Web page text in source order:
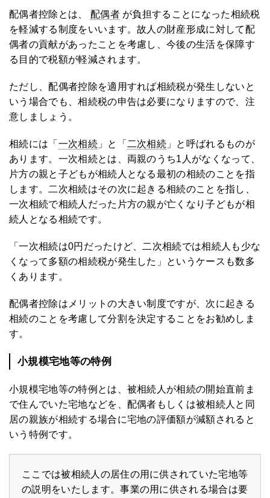
配偶者控除とは、 配偶者が負担することになった相続税
を軽減する制度をいいます。故人の財産形成に対して配
偶者の貢献があったことを考慮し、今後の生活を保障す
る目的で税額が軽減されます。
ただし、配偶者控除を適用すれば相続税が発生しないと
いう場合でも、相続税の申告は必要になりますので、注
意しましょう。
相続には「 一次相続」と「 二次相続 」と呼ばれるものが
あります。一次相続とは、両親のうち1人がなくなって、
片方の親と子どもが相続人となる最初の相続のことを指
します。二次相続はその次に起きる相続のことを指し、
一次相続で相続人だった片方の親が亡くなり子どもが相
続人となる相続です。
「一次相続は0円だったけど、二次相続では相続人も少な
くなって多額の相続税が発生した」というケースも数多
くあります。
配偶者控除はメリットの大きい制度ですが、次に起きる
相続のことを考慮して分割を決定することをお勧めしま
す。
小規模宅地等の特例
小規模宅地等の特例とは、被相続人が相続の開始直前ま
で住んでいた宅地などを、配偶者もしくは被相続人と同
居の親族が相続する場合に宅地の評価額が減額されると
いう特例です。
ここでは被相続人の居住の用に供されていた宅地等
の説明をいたします。事業の用に供される場合は要